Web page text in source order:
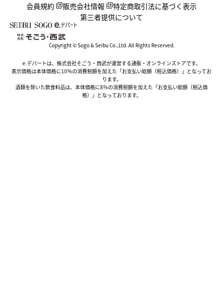
会員規約 販売会社情報
特定商取引法に基づく表示
第三者提供について
Copyright © Sogo & Seibu Co.,Ltd. All Rights Reserved.
e.デパートは、株式会社そごう・西武が運営する通販・オンラインストアです。
表示価格は本体価格に10％の消費税額を加えた「お支払い総額（税込価格）」となってお
ります。
酒類を除いた飲食料品は、本体価格に8％の消費税額を加えた「お支払い総額（税込価
格）」となっております。